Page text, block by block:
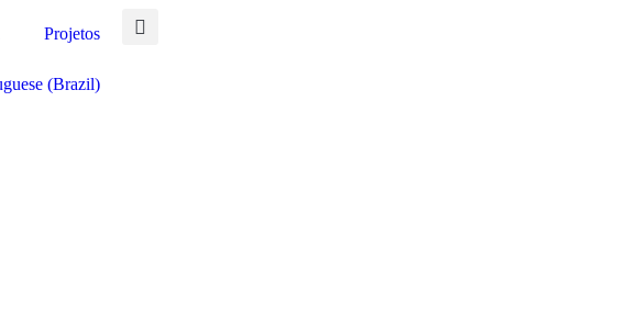
Projetos